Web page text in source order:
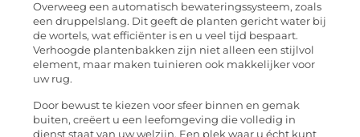
Overweeg een automatisch bewateringssysteem, zoals
een druppelslang. Dit geeft de planten gericht water bij
de wortels, wat efficiënter is en u veel tijd bespaart.
Verhoogde plantenbakken zijn niet alleen een stijlvol
element, maar maken tuinieren ook makkelijker voor
uw rug.
Door bewust te kiezen voor sfeer binnen en gemak
buiten, creëert u een leefomgeving die volledig in
dienst staat van uw welzijn. Een plek waar u écht kunt